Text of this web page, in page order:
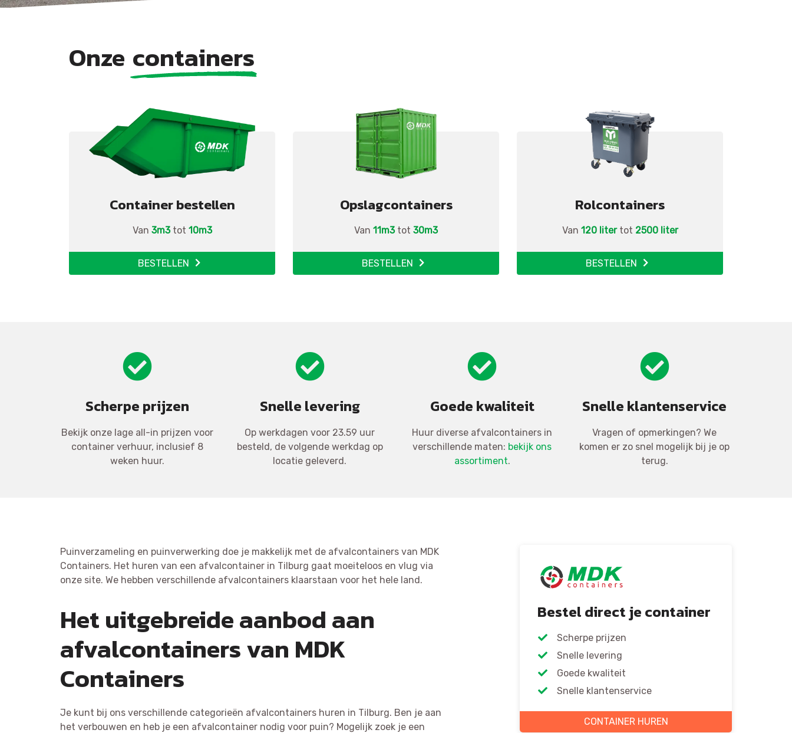
Onze containers
Container bestellen
Van 3m3 tot 10m3
BESTELLEN
Opslagcontainers
Van 11m3 tot 30m3
BESTELLEN
Rolcontainers
Van 120 liter tot 2500 liter
BESTELLEN
Scherpe prijzen
Bekijk onze lage all-in prijzen voor
container verhuur, inclusief 8
weken huur.
Snelle levering
Op werkdagen voor 23.59 uur
besteld, de volgende werkdag op
locatie geleverd.
Goede kwaliteit
Huur diverse afvalcontainers in
verschillende maten: bekijk ons
assortiment.
Snelle klantenservice
Vragen of opmerkingen? We
komen er zo snel mogelijk bij je op
terug.
Puinverzameling en puinverwerking doe je makkelijk met de afvalcontainers van MDK
Containers. Het huren van een afvalcontainer in Tilburg gaat moeiteloos en vlug via
onze site. We hebben verschillende afvalcontainers klaarstaan voor het hele land.
Het uitgebreide aanbod aan
afvalcontainers van MDK
Containers
Je kunt bij ons verschillende categorieën afvalcontainers huren in Tilburg. Ben je aan
het verbouwen en heb je een afvalcontainer nodig voor puin? Mogelijk zoek je een
Bestel direct je container
Scherpe prijzen
Snelle levering
Goede kwaliteit
Snelle klantenservice
CONTAINER HUREN